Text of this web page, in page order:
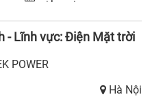
- Lĩnh vực: Điện Mặt trời
POWER
Hà Nội